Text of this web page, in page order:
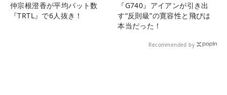
仲宗根澄香が平均パット数
『TRTL』で6人抜き！
『G740』アイアンが引き出
す“反則級”の寛容性と飛びは
本当だった！
Recommended by